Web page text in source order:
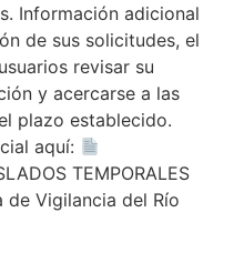
Información adicional
de sus solicitudes, el
revisar su
y acercarse a las
plazo establecido.
aquí:
TEMPORALES
de Vigilancia del Río